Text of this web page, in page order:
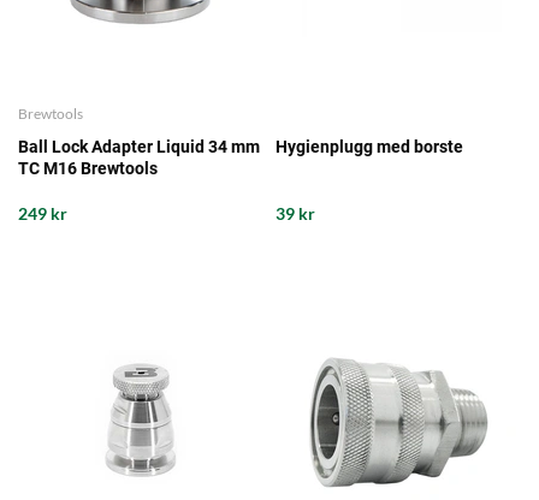
Brewtools
Ball Lock Adapter Liquid 34 mm
TC M16 Brewtools
249 kr
Hygienplugg med borste
39 kr